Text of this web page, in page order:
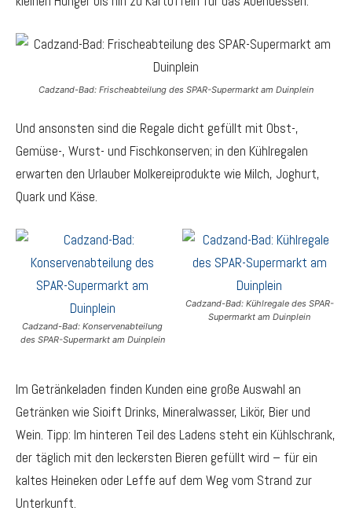
Cadzand-Bad: Frischeabteilung des SPAR-Supermarkt am Duinplein
Und ansonsten sind die Regale dicht gefüllt mit Obst-,
Gemüse-, Wurst- und Fischkonserven; in den Kühlregalen
erwarten den Urlauber Molkereiprodukte wie Milch, Joghurt,
Quark und Käse.
Cadzand-Bad: Konservenabteilung
des SPAR-Supermarkt am Duinplein
Cadzand-Bad: Kühlregale des SPAR-
Supermarkt am Duinplein
Im Getränkeladen finden Kunden eine große Auswahl an
Getränken wie Sioift Drinks, Mineralwasser, Likör, Bier und
Wein. Tipp: Im hinteren Teil des Ladens steht ein Kühlschrank,
der täglich mit den leckersten Bieren gefüllt wird – für ein
kaltes Heineken oder Leffe auf dem Weg vom Strand zur
Unterkunft.